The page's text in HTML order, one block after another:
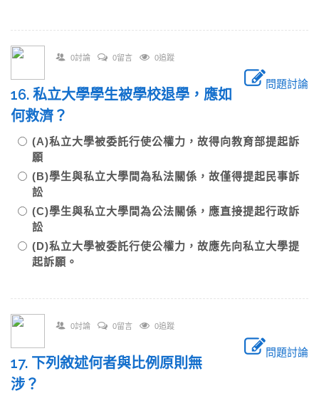
0討論 0留言 0追蹤
問題討論
16. 私立大學學生被學校退學，應如
何救濟？
(A)私立大學被委託行使公權力，故得向教育部提起訴
願
(B)學生與私立大學間為私法關係，故僅得提起民事訴
訟
(C)學生與私立大學間為公法關係，應直接提起行政訴
訟
(D)私立大學被委託行使公權力，故應先向私立大學提
起訴願。
0討論 0留言 0追蹤
問題討論
17. 下列敘述何者與比例原則無
涉？